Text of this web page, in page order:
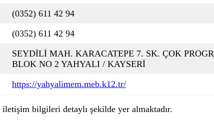
(0352) 611 42 94
(0352) 611 42 94
SEYDİLİ MAH. KARACATEPE 7. SK. ÇOK
BLOK NO 2 YAHYALI / KAYSERİ
https://yahyalimem.meb.k12.tr/
iletişim bilgileri detaylı şekilde yer almaktadır.